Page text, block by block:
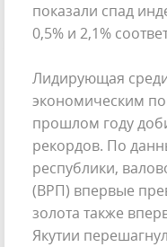
показали спад
0,5% и 2,1%
Лидирующая
экономическим
прошлом году
рекордов. По
республики,
(ВРП) впервые
золота также
Якутии